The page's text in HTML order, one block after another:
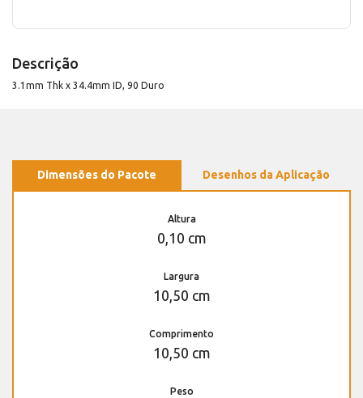
Descrição
3.1mm Thk x 34.4mm ID, 90 Duro
Dimensões do Pacote Desenhos da Aplicação
Altura
0,10 cm
Largura
10,50 cm
Comprimento
10,50 cm
Peso